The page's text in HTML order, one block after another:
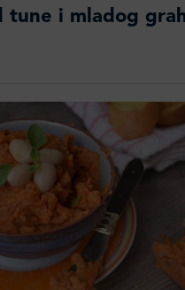
tune i mladog